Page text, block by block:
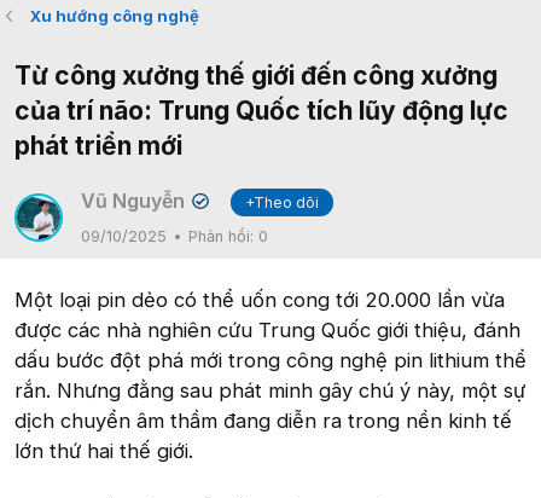
Xu hướng công nghệ
Từ công xưởng thế giới đến công xưởng
của trí não: Trung Quốc tích lũy động lực
phát triển mới
Vũ Nguyễn ✔
+Theo dõi
09/10/2025
Phản hồi: 0
Một loại pin dẻo có thể uốn cong tới 20.000 lần vừa
được các nhà nghiên cứu Trung Quốc giới thiệu, đánh
dấu bước đột phá mới trong công nghệ pin lithium thể
rắn. Nhưng đằng sau phát minh gây chú ý này, một sự
dịch chuyển âm thầm đang diễn ra trong nền kinh tế
lớn thứ hai thế giới.